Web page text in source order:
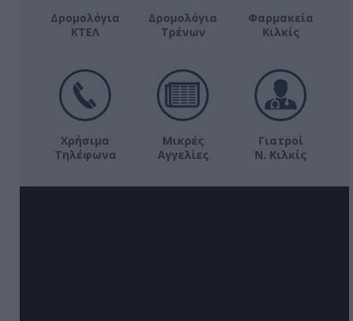
Δρομολόγια
ΚΤΕΛ
Δρομολόγια
Τρένων
Φαρμακεία
Κιλκίς
Χρήσιμα
Τηλέφωνα
Μικρές
Αγγελίες
Γιατροί
Ν. Κιλκίς